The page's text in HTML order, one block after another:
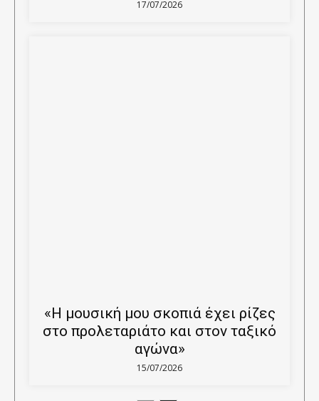
17/07/2026
«Η μουσική μου σκοπιά έχει ρίζες
στο προλεταριάτο και στον ταξικό
αγώνα»
15/07/2026